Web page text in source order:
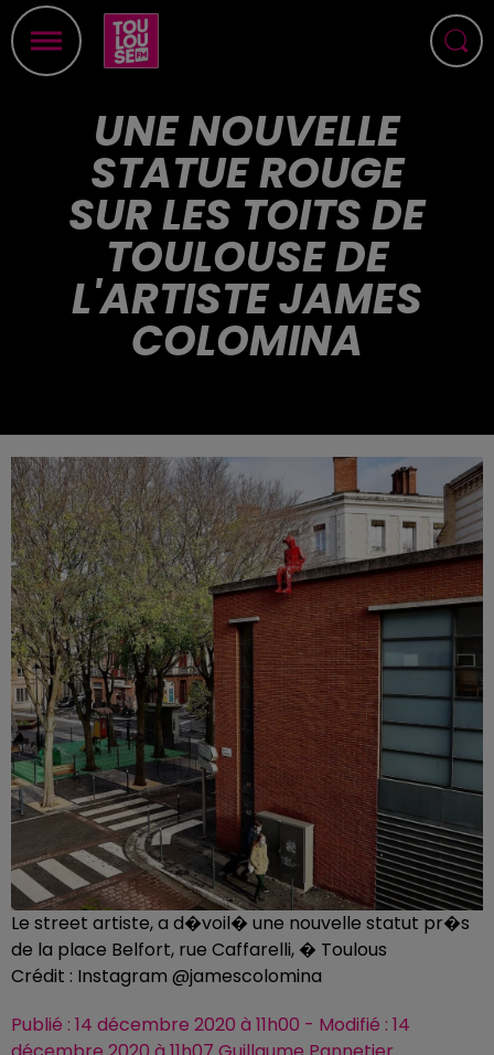
UNE NOUVELLE
STATUE ROUGE
SUR LES TOITS DE
TOULOUSE DE
L'ARTISTE JAMES
COLOMINA
Le street artiste, a d�voil� une nouvelle statut pr�s
de la place Belfort, rue Caffarelli, � Toulous
Crédit : Instagram @jamescolomina
Publié : 14 décembre 2020 à 11h00 - Modifié : 14